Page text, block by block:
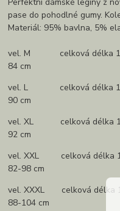
pase do pohodlné gumy.
Materiál: 95% bavlna, 5%
vel. M celková délka 100
84 cm
vel. L celková délka 102
90 cm
vel. XL celková délka
92 cm
vel. XXL celková délka
82-98 cm
vel. XXXL celková délka
88-104 cm